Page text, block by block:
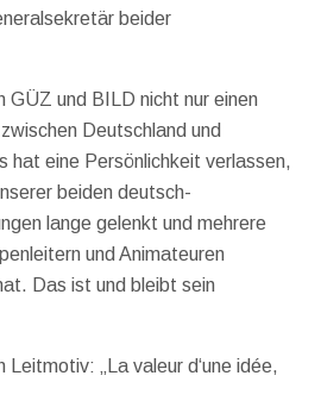
beider
GÜZ und BILD nicht nur einen
Deutschland und
hat eine Persönlichkeit verlassen,
beiden deutsch-
lange gelenkt und mehrere
und Animateuren
Das ist und bleibt sein
Leitmotiv: „La valeur d‘une idée,